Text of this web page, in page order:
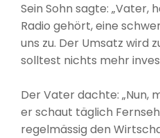
Sein Sohn sagte: „Vater,
Radio gehört, eine
uns zu. Der Umsatz wird
solltest nichts mehr
Der Vater dachte: „Nun,
er schaut täglich
regelmässig den